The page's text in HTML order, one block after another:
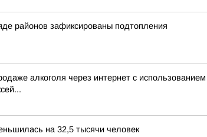
районов зафиксированы подтопления
алкоголя через интернет с
на 32,5 тысячи человек